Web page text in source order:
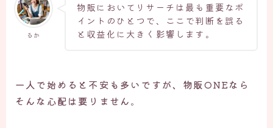
るか
物販においてリサーチは最も重要なポ
イントのひとつで、ここで判断を誤る
と収益化に大きく影響します。
一人で始めると不安も多いですが、物販ONEなら
そんな心配は要りません。